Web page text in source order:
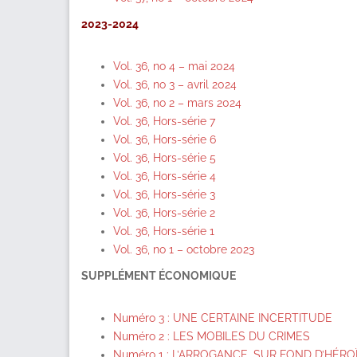
2023-2024
Vol. 36, no 4 – mai 2024
Vol. 36, no 3 – avril 2024
Vol. 36, no 2 – mars 2024
Vol. 36, Hors-série 7
Vol. 36, Hors-série 6
Vol. 36, Hors-série 5
Vol. 36, Hors-série 4
Vol. 36, Hors-série 3
Vol. 36, Hors-série 2
Vol. 36, Hors-série 1
Vol. 36, no 1 – octobre 2023
SUPPLÉMENT ÉCONOMIQUE
Numéro 3 : UNE CERTAINE INCERTITUDE
Numéro 2 : LES MOBILES DU CRIMES